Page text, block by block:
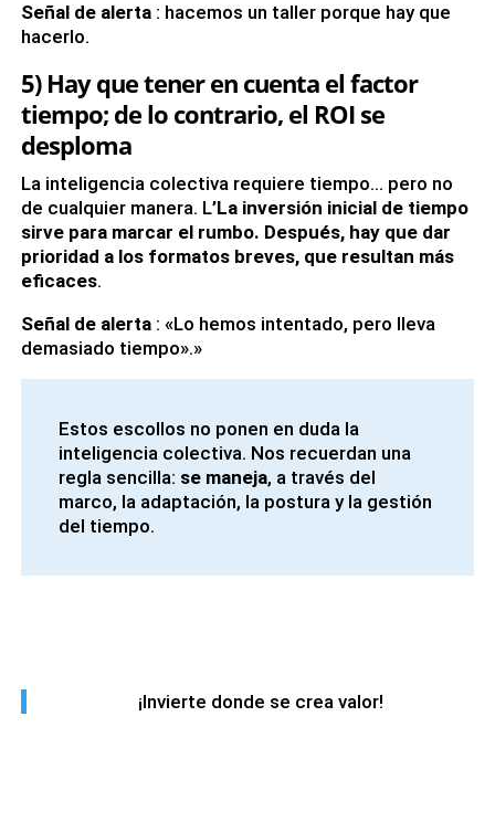
Señal de alerta: hacemos un taller porque hay que
hacerlo.
5) Hay que tener en cuenta el factor
tiempo; de lo contrario, el ROI se
desploma
La inteligencia colectiva requiere tiempo… pero no
de cualquier manera. L’La inversión inicial de tiempo
sirve para marcar el rumbo. Después, hay que dar
prioridad a los formatos breves, que resultan más
eficaces.
Señal de alerta: «Lo hemos intentado, pero lleva
demasiado tiempo».»
Estos escollos no ponen en duda la
inteligencia colectiva. Nos recuerdan una
regla sencilla: se maneja, a través del
marco, la adaptación, la postura y la gestión
del tiempo.
¡Invierte donde se crea valor!